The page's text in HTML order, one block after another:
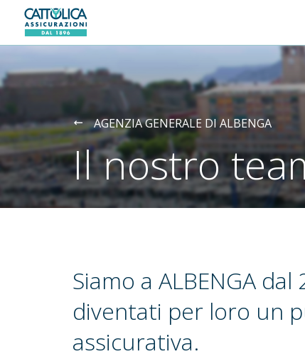
Generali logo
AGENZIA GENERALE DI ALBENGA
Il nostro
Siamo a ALBENGA
diventati per loro un
assicurativa.